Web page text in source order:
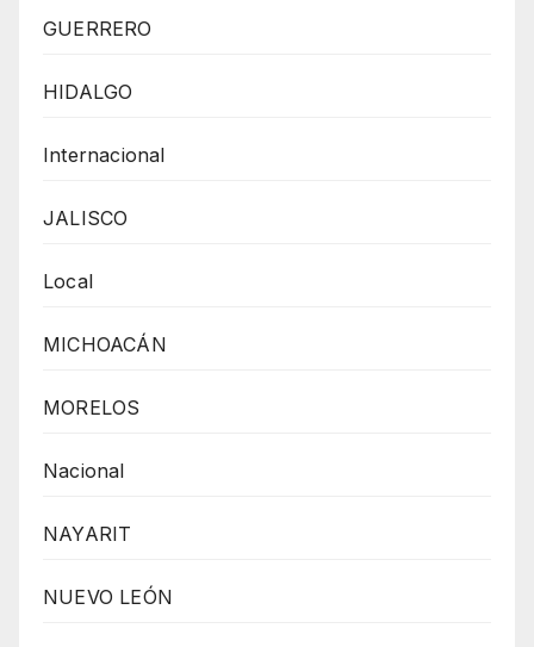
GUERRERO
HIDALGO
Internacional
JALISCO
Local
MICHOACÁN
MORELOS
Nacional
NAYARIT
NUEVO LEÓN